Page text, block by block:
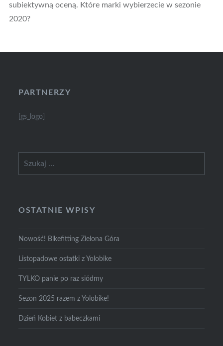
subiektywną oceną. Które marki wybierzecie w sezonie
2020?
PARTNERZY
[gs_logo]
OSTATNIE WPISY
Nowość! Bikefitting Zielona Góra
Listopadowe ostatki z Yolobike
TYLKO panie po raz siódmy
Sezon 2025 razem z Yolobike!
Dzień Kobiet z babeczkami